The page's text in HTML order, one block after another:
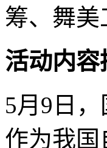
筹、舞
活动内容
5月9日
作为我